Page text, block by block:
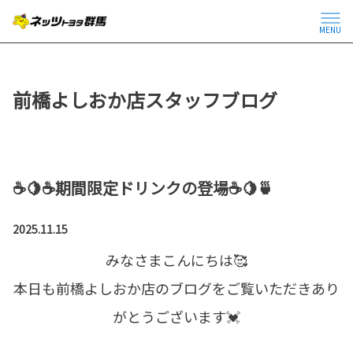
MENU
前橋よしおか店スタッフブログ
☕🍋☕期間限定ドリンクの登場☕🍋🍵
2025.11.15
みなさまこんにちは🥰
本日も前橋よしおか店のブログをご覧いただきあり
がとうございます💓